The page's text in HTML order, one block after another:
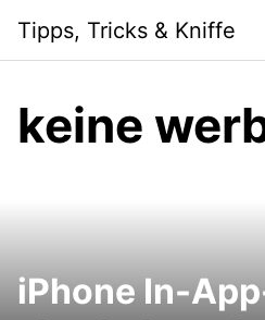
content
Tipps, Tricks & Kniffe
keine
iPhone In-